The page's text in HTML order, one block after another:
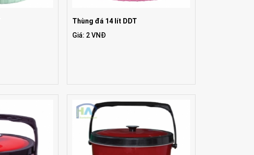
Thùng đá 14 lít DDT
Giá: 2 VNĐ